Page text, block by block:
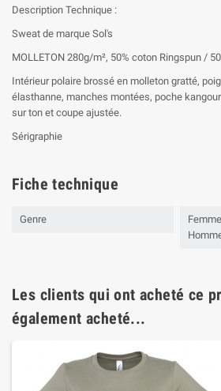
Description Technique :
Sweat de marque Sol's
MOLLETON 280g/m², 50% coton Ringspun /
Intérieur polaire brossé en molleton gratté,
élasthanne, manches montées, poche
sur ton et coupe ajustée.
Sérigraphie
Fiche technique
Genre
Femme
Les clients qui ont acheté ce
également acheté...